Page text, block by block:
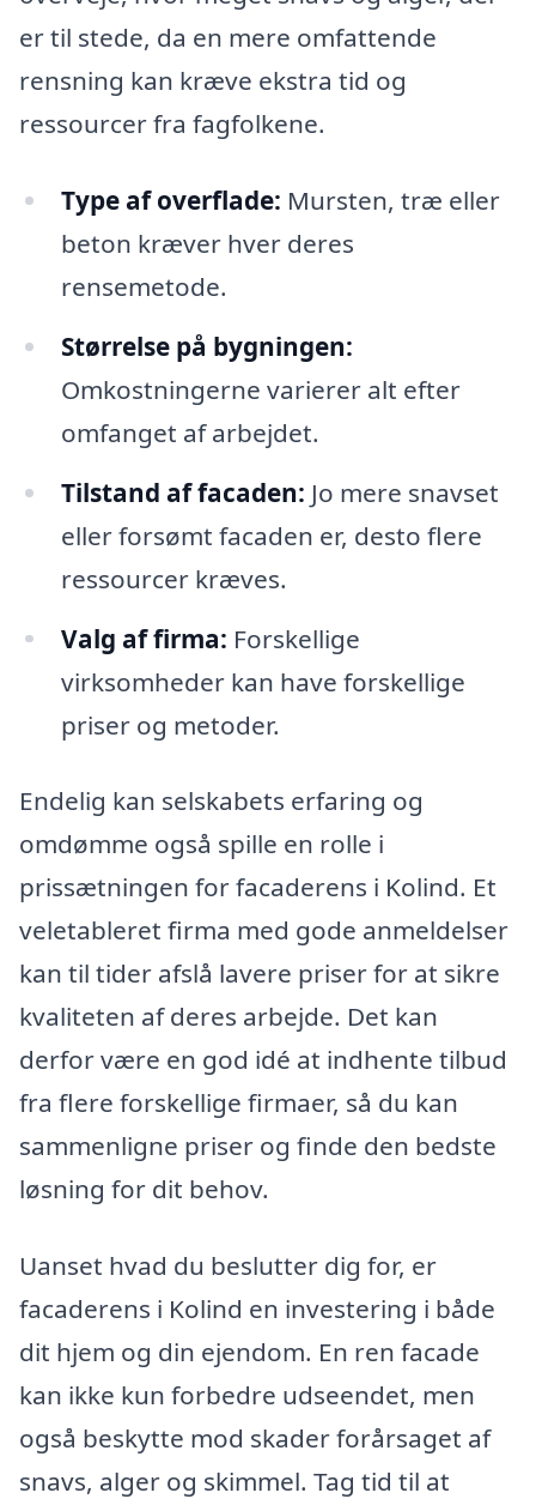
er til stede, da en mere omfattende
rensning kan kræve ekstra tid og
ressourcer fra fagfolkene.
Type af overflade: Mursten, træ eller
beton kræver hver deres
rensemetode.
Størrelse på bygningen:
Omkostningerne varierer alt efter
omfanget af arbejdet.
Tilstand af facaden: Jo mere snavset
eller forsømt facaden er, desto flere
ressourcer kræves.
Valg af firma: Forskellige
virksomheder kan have forskellige
priser og metoder.
Endelig kan selskabets erfaring og
omdømme også spille en rolle i
prissætningen for facaderens i Kolind. Et
veletableret firma med gode anmeldelser
kan til tider afslå lavere priser for at sikre
kvaliteten af deres arbejde. Det kan
derfor være en god idé at indhente tilbud
fra flere forskellige firmaer, så du kan
sammenligne priser og finde den bedste
løsning for dit behov.
Uanset hvad du beslutter dig for, er
facaderens i Kolind en investering i både
dit hjem og din ejendom. En ren facade
kan ikke kun forbedre udseendet, men
også beskytte mod skader forårsaget af
snavs, alger og skimmel. Tag tid til at